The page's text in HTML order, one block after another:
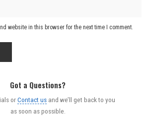
website in this browser for the next time I comment.
Got a Questions?
orContact us and we’ll get back to you
as soon as possible.